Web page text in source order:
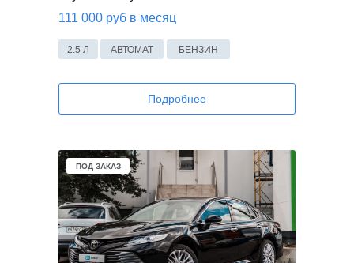
2.5 Л БЕНЗИН
АВТОМАТ
Подробнее
111 000 руб в месяц
ПОД ЗАКАЗ